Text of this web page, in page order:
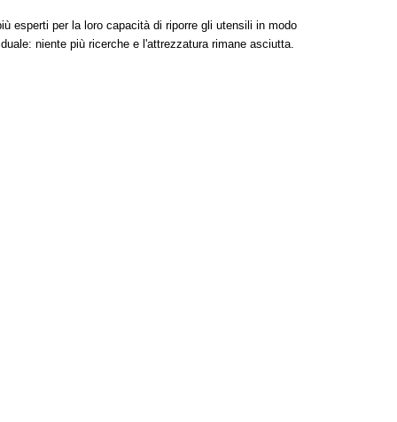
esperti per la loro capacità di riporre gli utensili in modo
niente più ricerche e l'attrezzatura rimane asciutta.